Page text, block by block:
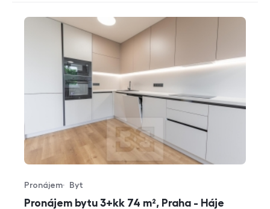
Pronájem bytu 3+kk 74 m², Praha - Háje
Typ nabídky
Pronájem
Typ nemovitosti
Byt